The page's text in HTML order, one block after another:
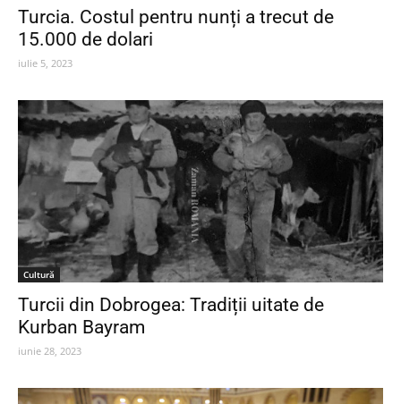
Turcia. Costul pentru nunți a trecut de
15.000 de dolari
iulie 5, 2023
Cultură
Turcii din Dobrogea: Tradiții uitate de
Kurban Bayram
iunie 28, 2023